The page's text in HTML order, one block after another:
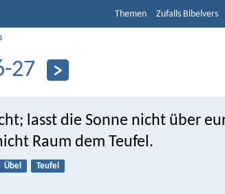
Themen Zufalls Bibelvers
27
lasst die Sonne nicht über
Raum dem Teufel.
Übel Teufel